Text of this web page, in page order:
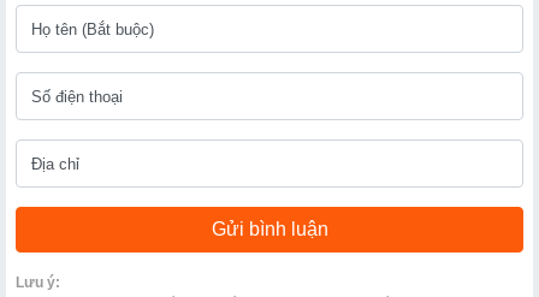
Lưu ý: